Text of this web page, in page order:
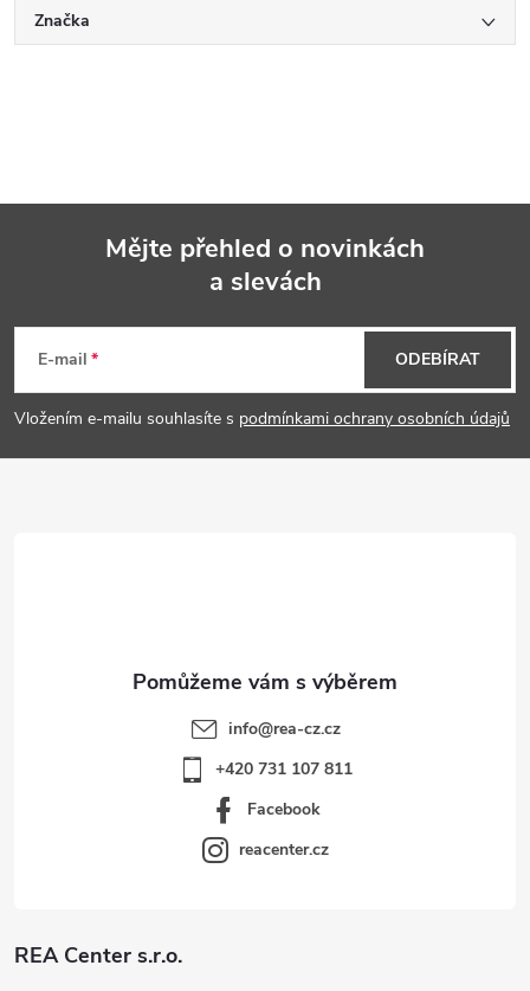
Značka
p
a
Mějte přehled o novinkách
a slevách
E-mail
Vložením e-mailu souhlasíte s podmínkami ochrany osobních údajů
ODEBÍRAT
REA Center s.r.o.
info@rea-cz.cz
+420 731 107 811
Facebook
reacenter.cz